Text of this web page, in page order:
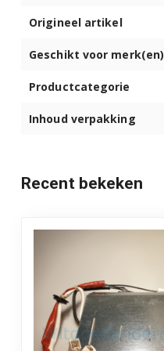
Origineel artikel
Geschikt voor merk(en)
Productcategorie
Inhoud verpakking
Recent bekeken